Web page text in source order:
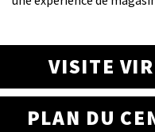
VISITE
PLAN DU